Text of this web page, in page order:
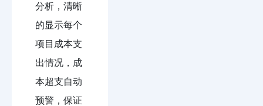
分析，清晰
的显示每个
项目成本支
出情况，成
本超支自动
预警，保证